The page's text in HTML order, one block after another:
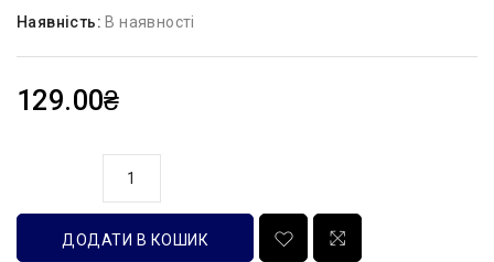
Наявність: В наявності
129.00₴
ДОДАТИ В КОШИК